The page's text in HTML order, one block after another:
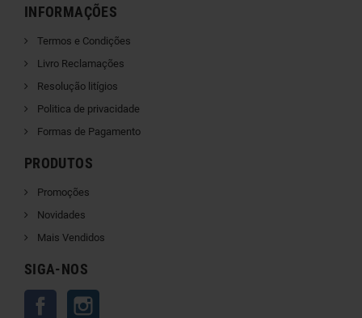
INFORMAÇÕES
Termos e Condições
Livro Reclamações
Resolução litígios
Politica de privacidade
Formas de Pagamento
PRODUTOS
Promoções
Novidades
Mais Vendidos
SIGA-NOS
Facebook